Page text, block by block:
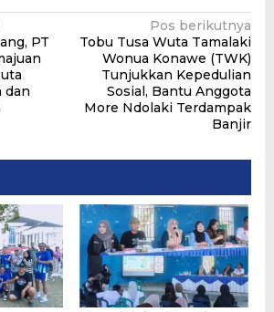
PT
dan
Pos berikutnya
Tobu Tusa Wuta Tamalaki
Wonua Konawe (TWK)
Tunjukkan Kepedulian
Sosial, Bantu Anggota
More Ndolaki Terdampak
Banjir